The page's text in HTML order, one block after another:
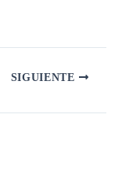
SIGUIENTE